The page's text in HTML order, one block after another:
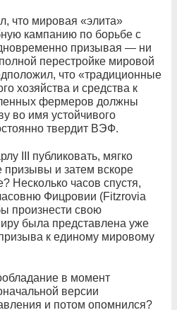
что мировая «элита»
кампанию по борьбе с
призывая — ни
перестройке мировой
что «традиционные
хозяйства и средства к
фермеров должны
во имя устойчивого
твердит ВЭФ.
III публиковать, мягко
призывы и затем вскоре
Несколько часов спустя,
Фицровии (Fitzrovia
произнести свою
была представлена уже
к единому мировому
в момент
версии
и потом опомнился?